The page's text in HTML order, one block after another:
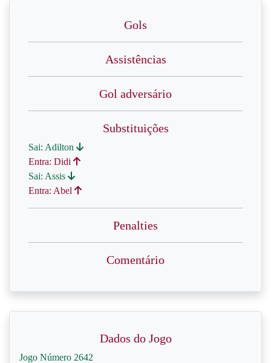
Gols
Assistências
Gol adversário
Substituições
Sai: Adilton
Entra: Didi
Sai: Assis
Entra: Abel
Penalties
Comentário
Dados do Jogo
Jogo Número 2642